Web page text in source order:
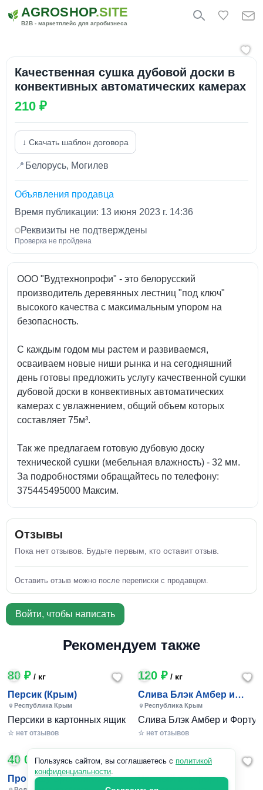
AGROSHOP.SITE
B2B - маркетплейс для агробизнеса
Качественная сушка дубовой доски в
конвективных автоматических камерах
210 ₽
↓ Скачать шаблон договора
📍 Белорусь, Могилев
Объявления продавца
Время публикации: 13 июня 2023 г. 14:36
Реквизиты не подтверждены
Проверка не пройдена
ООО "Вудтехнопрофи" - это белорусский
производитель деревянных лестниц "под ключ"
высокого качества с максимальным упором на
безопасность.
С каждым годом мы растем и развиваемся,
осваиваем новые ниши рынка и на сегодняшний
день готовы предложить услугу качественной сушки
дубовой доски в конвективных автоматических
камерах с увлажнением, общий объем которых
составляет 75м³.
Так же предлагаем готовую дубовую доску
технической сушки (мебельная влажность) - 32 мм.
За подробностями обращайтесь по телефону:
375445495000 Максим.
Отзывы
Пока нет отзывов. Будьте первым, кто оставит отзыв.
Оставить отзыв можно после переписки с продавцом.
Войти, чтобы написать
Рекомендуем также
80 ₽ / кг
Персик (Крым)
Республика Крым
Персики в картонных ящиках по 7-10 кг. Цена 80-200 руб
☆ нет отзывов
120 ₽/ кг
Слива Блэк Амбер и
Фортуна (Крым)
Республика Крым
Слива Блэк Амбер и
☆ нет отзывов
40 000 ₽
Пропишу временно и
240 801 ₽/ 1шт
Черный комфорт
Пользуясь сайтом, вы соглашаетесь с политикой
конфиденциальности.